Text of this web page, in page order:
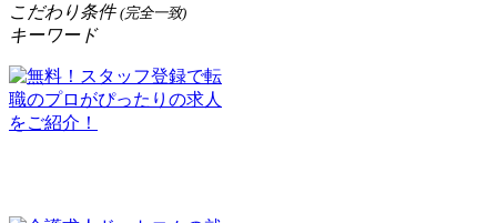
こだわり条件 (完全一致)
キーワード